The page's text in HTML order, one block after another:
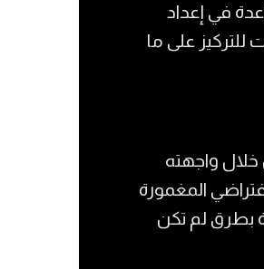
في إعداد
على ما
خلال واجهته
المغمورة
بطرق لم تكن